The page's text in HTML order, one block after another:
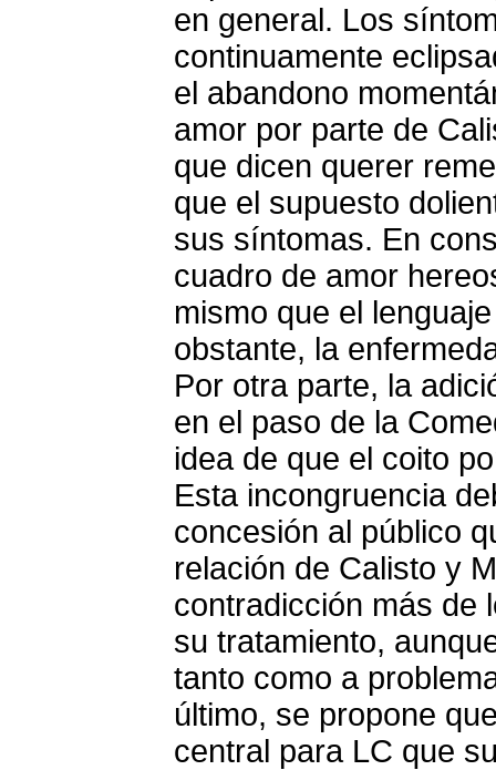
en general. Los
continuamente
el abandono
amor por parte de
que dicen querer
que el supuesto
sus síntomas. En
cuadro de amor
mismo que el
obstante, la
Por otra parte, la
en el paso de la
idea de que el coito
Esta incongruencia
concesión al público
relación de Calisto y
contradicción más de
su tratamiento,
tanto como a
último, se propone
central para LC que